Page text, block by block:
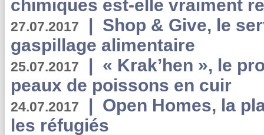
chimiques est-elle vraiment
27.07.2017 | Shop & Give, le
gaspillage alimentaire
25.07.2017 | « Krak’hen », le
peaux de poissons en cuir
24.07.2017 | Open Homes, la
les réfugiés